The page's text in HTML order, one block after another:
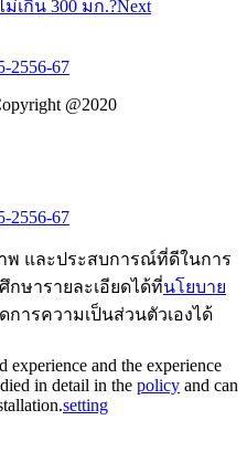
ม่เกิน 300 มก.?Next
2556-67
@2020
2556-67
พ และประสบการณ์ที่ดีในการ
ษารายละเอียดได้ที่นโยบาย
การความเป็นส่วนตัวเองได้
and the experience
in detail in the policy and can
setting